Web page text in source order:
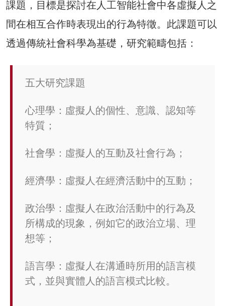
課題，目標是探討在人工智能社會中各虛擬人之
間在相互合作時表現出的行為特徵。此課題可以
透過傳統社會科學為基礎，研究範疇包括：
五大研究課題
心理學：虛擬人的個性、意識、認知等
特質；
社會學：虛擬人的互動及社會行為；
經濟學：虛擬人在經濟活動中的互動；
政治學：虛擬人在政治活動中的行為及
所構成的現象，例如它的政治立場、理
想等；
語言學：虛擬人在溝通時所用的語言模
式，並與實體人的語言模式比較。